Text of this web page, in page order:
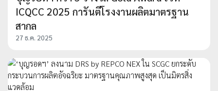
ICQCC 2025 การันตีโรงงานผลิตมาตรฐาน
สากล
27 ธ.ค. 2025